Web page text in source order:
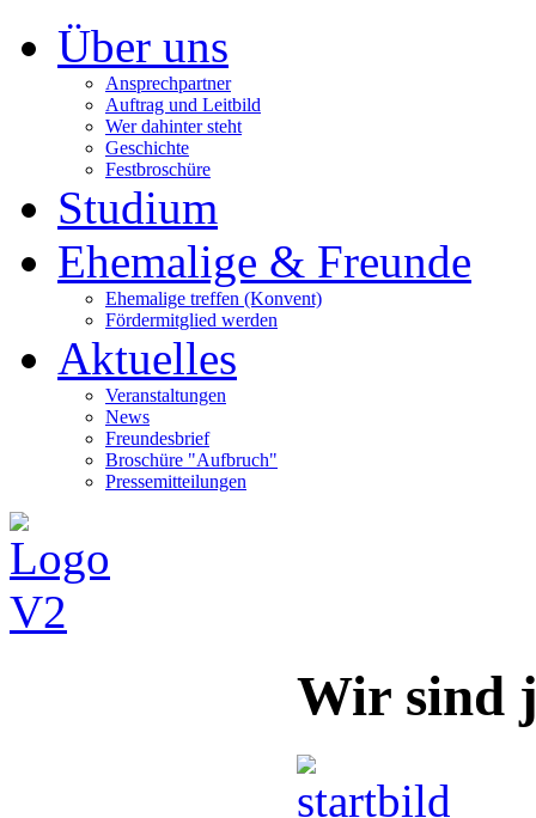
Über uns
Ansprechpartner
Auftrag und Leitbild
Wer dahinter steht
Geschichte
Festbroschüre
Studium
Ehemalige & Freunde
Ehemalige treffen (Konvent)
Fördermitglied werden
Aktuelles
Veranstaltungen
News
Freundesbrief
Broschüre "Aufbruch"
Pressemitteilungen
Wir sind